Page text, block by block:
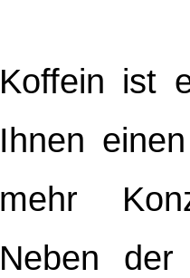
Koffein ist
Ihnen
mehr
Neben der